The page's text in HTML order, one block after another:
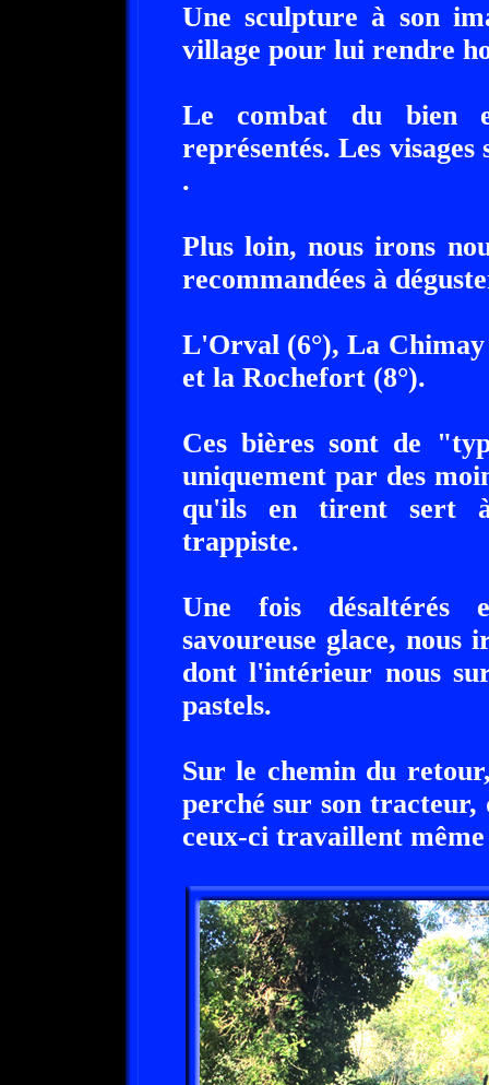
Une sculpture à son
village pour lui rendre
Le combat du bien
représentés. Les
.
Plus loin, nous irons
recommandées à
L'Orval (6°), La
et la Rochefort (8°).
Ces bières sont de
uniquement par des
qu'ils en tirent sert
trappiste.
Une fois désaltérés
savoureuse glace,
dont l'intérieur nous
pastels.
Sur le chemin du
perché sur son
ceux-ci travaillent